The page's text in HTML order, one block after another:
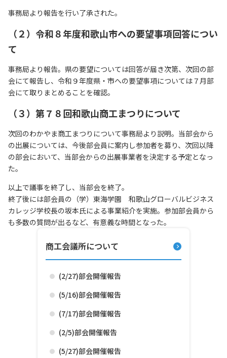
事務局より報告を行い了承された。
（２）令和８年度和歌山市への要望事項回答につい
て
事務局より報告。県の要望については回答が届き次第、次回の部
会にて報告し、令和９年度県・市への要望事項については７月部
会にて取りまとめることを確認。
（３）第７８回和歌山商工まつりについて
次回のわかやま商工まつりについて事務局より説明。当部会から
の出展については、今後部会員に案内し参加者を募り、次回以降
の部会において、当部会からの出展事業者を決定する予定となっ
た。
以上で議事を終了し、当部会を終了。
終了後には部会員の（学）東海学園 和歌山グローバルビジネス
カレッジ学校長の坂本氏による事業紹介を実施。参加部会員から
も多数の質問が出るなど、有意義な時間となった。
商工会議所について
(2/27)部会開催報告
(5/16)部会開催報告
(7/17)部会開催報告
(2/5)部会開催報告
(5/27)部会開催報告
（受付時間：平日9:00～17:30）
お問い合わせ